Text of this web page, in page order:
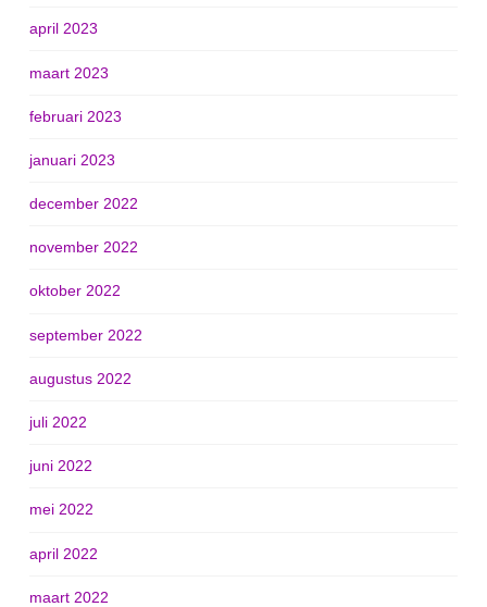
april 2023
maart 2023
februari 2023
januari 2023
december 2022
november 2022
oktober 2022
september 2022
augustus 2022
juli 2022
juni 2022
mei 2022
april 2022
maart 2022